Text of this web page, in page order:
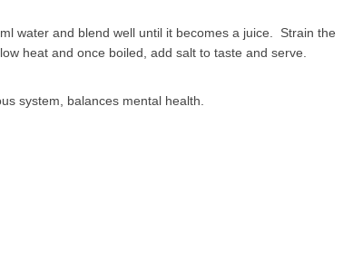
water and blend well until it becomes a juice. Strain the
heat and once boiled, add salt to taste and serve.
system, balances mental health.